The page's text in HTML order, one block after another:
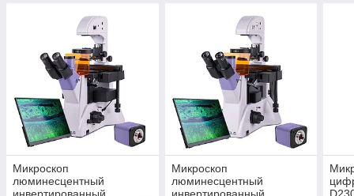
Микроскоп
люминесцентный
Микроскоп
люминесцентный